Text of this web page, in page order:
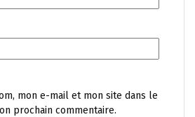
mon e-mail et mon site dans le
prochain commentaire.